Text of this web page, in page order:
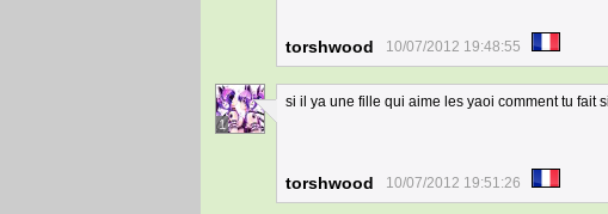
torshwood 10/07/2012 19:48:55
1
si il ya une fille qui aime les yaoi comment tu fait
torshwood 10/07/2012 19:51:26